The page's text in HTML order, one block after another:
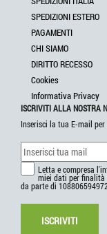
SPEDIZIONI ESTERO
PAGAMENTI
CHI SIAMO
DIRITTO RECESSO
Cookies
Informativa Privacy
ISCRIVITI ALLA NOSTRA
Inserisci la tua E-mail
Letta e compresa
miei dati per finalità
da parte di
ISCRIVITI